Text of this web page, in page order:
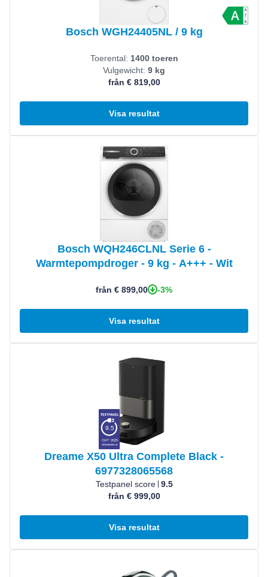
Bosch WGH24405NL / 9 kg
Toerental: 1400 toeren
Vulgewicht: 9 kg
från € 819,00
Visa resultat
Bosch WQH246CLNL Serie 6 -
Warmtepompdroger - 9 kg - A+++ - Wit
från € 899,00 -3%
Visa resultat
9.5
OKT 2025
Dreame X50 Ultra Complete Black -
6977328065568
Testpanel score 9.5
från € 999,00
Visa resultat